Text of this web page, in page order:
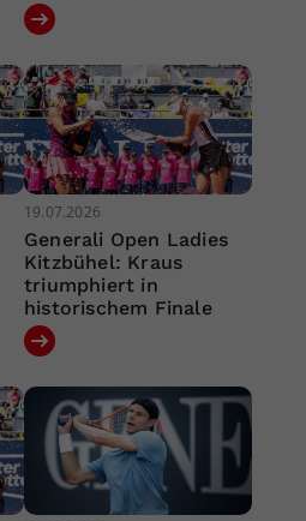
19.07.2026
Generali Open Ladies
Kitzbühel: Kraus
triumphiert in
historischem Finale